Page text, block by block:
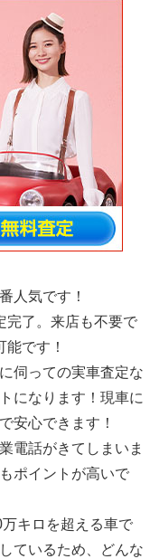
人気です！
完了。来店も不要で
です！
伺っての実車査定な
になります！現車に
安心できます！
電話がきてしまいま
ポイントが高いで
キロを超える車で
ているため、どんな